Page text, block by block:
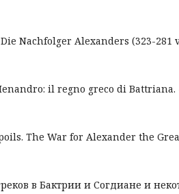
Nachfolger Alexanders (323-281
il regno greco di Battriana.
The War for Alexander the
в Бактрии и Согдиане и